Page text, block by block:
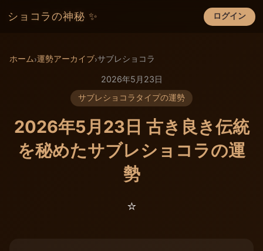
ショコラの神秘 ✨ ログイン
×
ホーム›運勢アーカイブ›サブレショコラ
2026年5月23日
サブレショコラタイプの運勢
2026年5月23日 古き良き伝統
を秘めたサブレショコラの運
勢
⭐️